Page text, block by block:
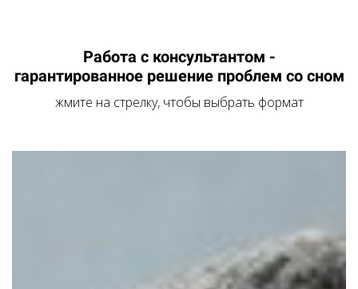
Работа с консультантом -
гарантированное решение проблем со сном
жмите на стрелку, чтобы выбрать формат